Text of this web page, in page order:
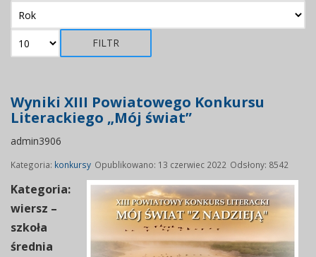
FILTR
Wyniki XIII Powiatowego Konkursu
Literackiego „Mój świat”
admin3906
Kategoria: konkursy Opublikowano: 13 czerwiec 2022 Odsłony: 8542
Kategoria:
wiersz –
szkoła
średnia